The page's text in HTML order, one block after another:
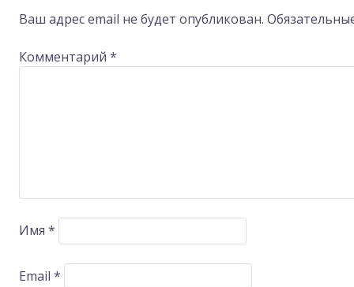
navigation
Ваш адрес email не будет опубликован.
Комментарий *
Имя *
Email *